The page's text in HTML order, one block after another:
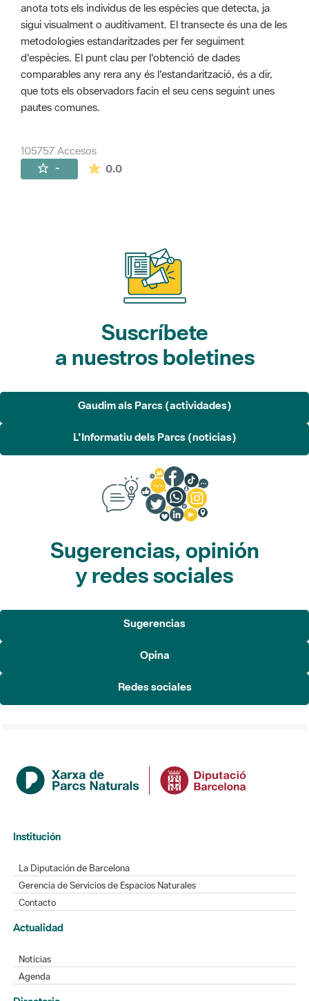
anota tots els individus de les espècies que detecta, ja
sigui visualment o auditivament. El transecte és una de les
metodologies estandaritzades per fer seguiment
d'espècies. El punt clau per l'obtenció de dades
comparables any rera any és l'estandarització, és a dir,
que tots els observadors facin el seu cens seguint unes
pautes comunes.
105757 Accesos
- 0.0La valoración media es de 0 estrellas de
Suscríbete
a nuestros boletines
Gaudim als Parcs (actividades)
L'Informatiu dels Parcs (noticias)
Sugerencias, opinión
y redes sociales
Sugerencias
Opina
Redes sociales
Institución
La Diputación de Barcelona
Gerencia de Servicios de Espacios Naturales
Contacto
Actualidad
Noticias
Agenda